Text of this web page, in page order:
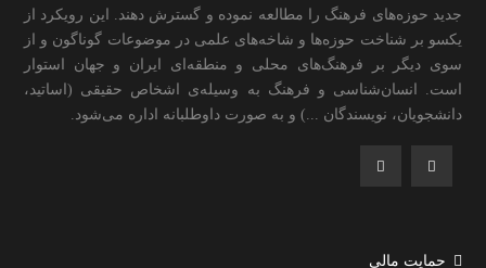
جدید حوزه‌های فرهنگ را مطالعه نموده و گسترش دهند. این رویکرد از
یکسو بر شناخت حوزه‌ها و شاخه‌های علمی در موضوعات گوناگون و از
سوی دیگر بر فرهنگ‌های محلی و منطقه‌ای ایران و جهان استوار
است. انسان‌شناسی و فرهنگ به وسیله‌ی اشخاص حقیقی (اساتید،
دانشجویان، نویسندگان ...) و به صورت داوطلبانه اداره می‌شود.
حمایت مالی